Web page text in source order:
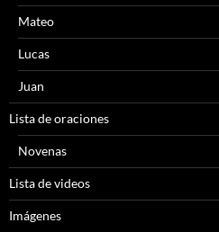
Mateo
Lucas
Juan
Lista de oraciones
Novenas
Lista de videos
Imágenes